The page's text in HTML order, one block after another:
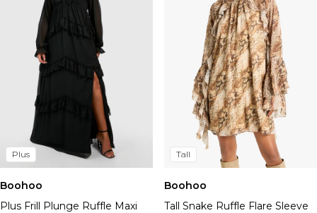
Plus
Boohoo
Plus Frill Plunge Ruffle Maxi
Tall
Boohoo
Tall Snake Ruffle Flare Sleeve